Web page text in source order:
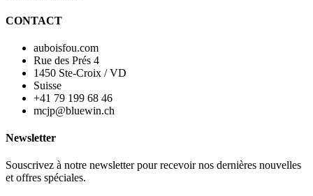
CONTACT
auboisfou.com
Rue des Prés 4
1450 Ste-Croix / VD
Suisse
+41 79 199 68 46
mcjp@bluewin.ch
Newsletter
Souscrivez à notre newsletter pour recevoir nos dernières nouvelles
et offres spéciales.